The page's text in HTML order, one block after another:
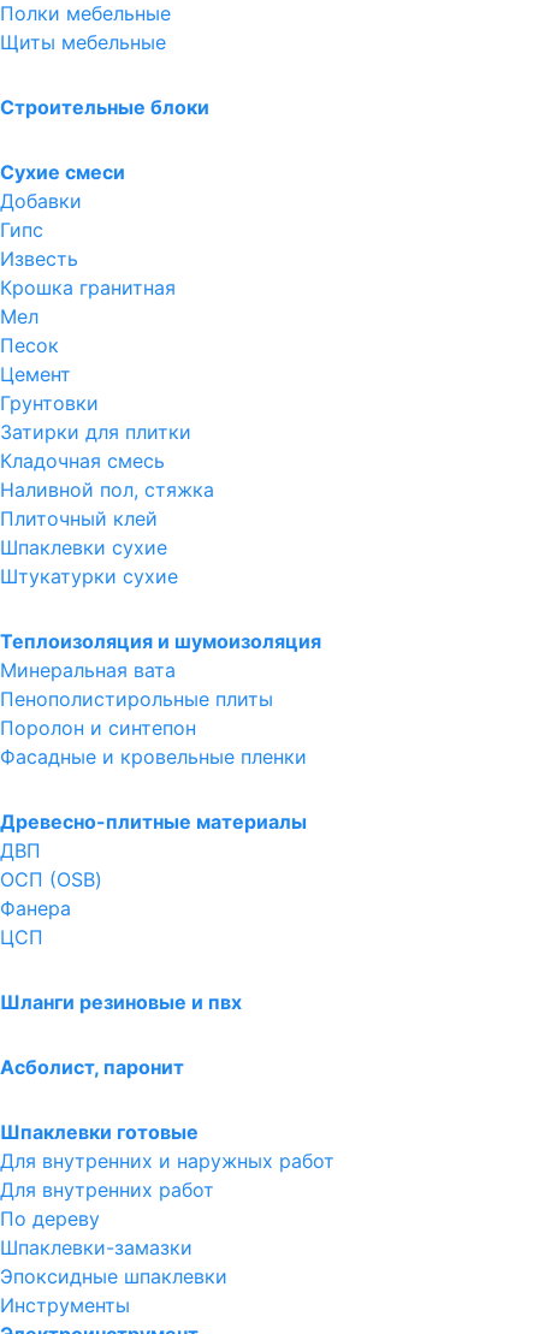
Полки мебельные
Щиты мебельные
Строительные блоки
Сухие смеси
Добавки
Гипс
Известь
Крошка гранитная
Мел
Песок
Цемент
Грунтовки
Затирки для плитки
Кладочная смесь
Наливной пол, стяжка
Плиточный клей
Шпаклевки сухие
Штукатурки сухие
Теплоизоляция и шумоизоляция
Минеральная вата
Пенополистирольные плиты
Поролон и синтепон
Фасадные и кровельные пленки
Древесно-плитные материалы
ДВП
ОСП (OSB)
Фанера
ЦСП
Шланги резиновые и пвх
Асболист, паронит
Шпаклевки готовые
Для внутренних и наружных работ
Для внутренних работ
По дереву
Шпаклевки-замазки
Эпоксидные шпаклевки
Инструменты